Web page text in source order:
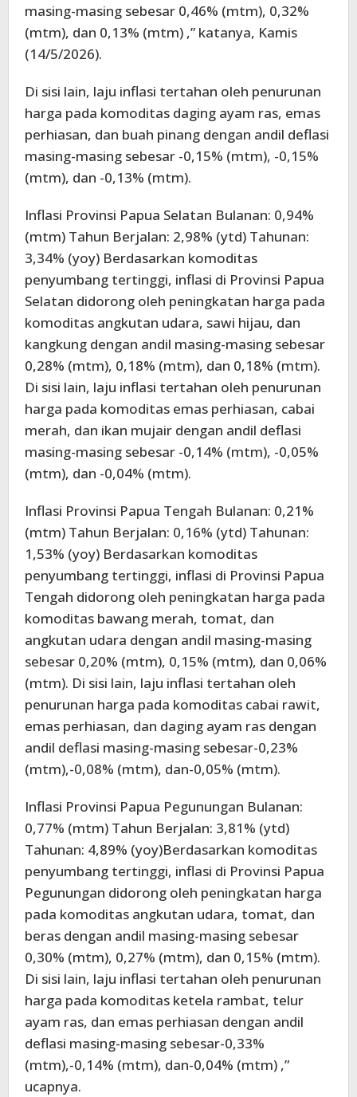
masing-masing sebesar 0,46% (mtm), 0,32%
(mtm), dan 0,13% (mtm) ,” katanya, Kamis
(14/5/2026).
Di sisi lain, laju inflasi tertahan oleh penurunan
harga pada komoditas daging ayam ras, emas
perhiasan, dan buah pinang dengan andil deflasi
masing-masing sebesar -0,15% (mtm), -0,15%
(mtm), dan -0,13% (mtm).
Inflasi Provinsi Papua Selatan Bulanan: 0,94%
(mtm) Tahun Berjalan: 2,98% (ytd) Tahunan:
3,34% (yoy) Berdasarkan komoditas
penyumbang tertinggi, inflasi di Provinsi Papua
Selatan didorong oleh peningkatan harga pada
komoditas angkutan udara, sawi hijau, dan
kangkung dengan andil masing-masing sebesar
0,28% (mtm), 0,18% (mtm), dan 0,18% (mtm).
Di sisi lain, laju inflasi tertahan oleh penurunan
harga pada komoditas emas perhiasan, cabai
merah, dan ikan mujair dengan andil deflasi
masing-masing sebesar -0,14% (mtm), -0,05%
(mtm), dan -0,04% (mtm).
Inflasi Provinsi Papua Tengah Bulanan: 0,21%
(mtm) Tahun Berjalan: 0,16% (ytd) Tahunan:
1,53% (yoy) Berdasarkan komoditas
penyumbang tertinggi, inflasi di Provinsi Papua
Tengah didorong oleh peningkatan harga pada
komoditas bawang merah, tomat, dan
angkutan udara dengan andil masing-masing
sebesar 0,20% (mtm), 0,15% (mtm), dan 0,06%
(mtm). Di sisi lain, laju inflasi tertahan oleh
penurunan harga pada komoditas cabai rawit,
emas perhiasan, dan daging ayam ras dengan
andil deflasi masing-masing sebesar-0,23%
(mtm),-0,08% (mtm), dan-0,05% (mtm).
Inflasi Provinsi Papua Pegunungan Bulanan:
0,77% (mtm) Tahun Berjalan: 3,81% (ytd)
Tahunan: 4,89% (yoy)Berdasarkan komoditas
penyumbang tertinggi, inflasi di Provinsi Papua
Pegunungan didorong oleh peningkatan harga
pada komoditas angkutan udara, tomat, dan
beras dengan andil masing-masing sebesar
0,30% (mtm), 0,27% (mtm), dan 0,15% (mtm).
Di sisi lain, laju inflasi tertahan oleh penurunan
harga pada komoditas ketela rambat, telur
ayam ras, dan emas perhiasan dengan andil
deflasi masing-masing sebesar-0,33%
(mtm),-0,14% (mtm), dan-0,04% (mtm) ,”
ucapnya.